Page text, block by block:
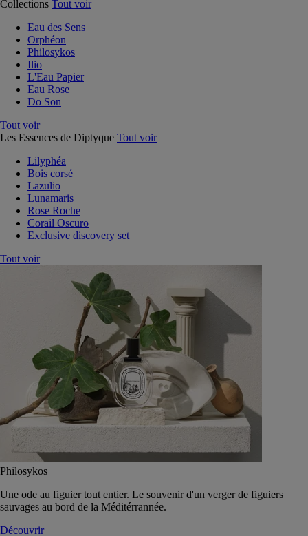
Collections Tout voir
Eau des Sens
Orphéon
Philosykos
Ilio
L'Eau Papier
Eau Rose
Do Son
Tout voir
Les Essences de Diptyque Tout voir
Lilyphéa
Bois corsé
Lazulio
Lunamaris
Rose Roche
Corail Oscuro
Exclusive discovery set
Tout voir
Philosykos
Une ode au figuier tout entier. Le souvenir d'un verger de figuiers
sauvages au bord de la Méditérrannée.
Découvrir